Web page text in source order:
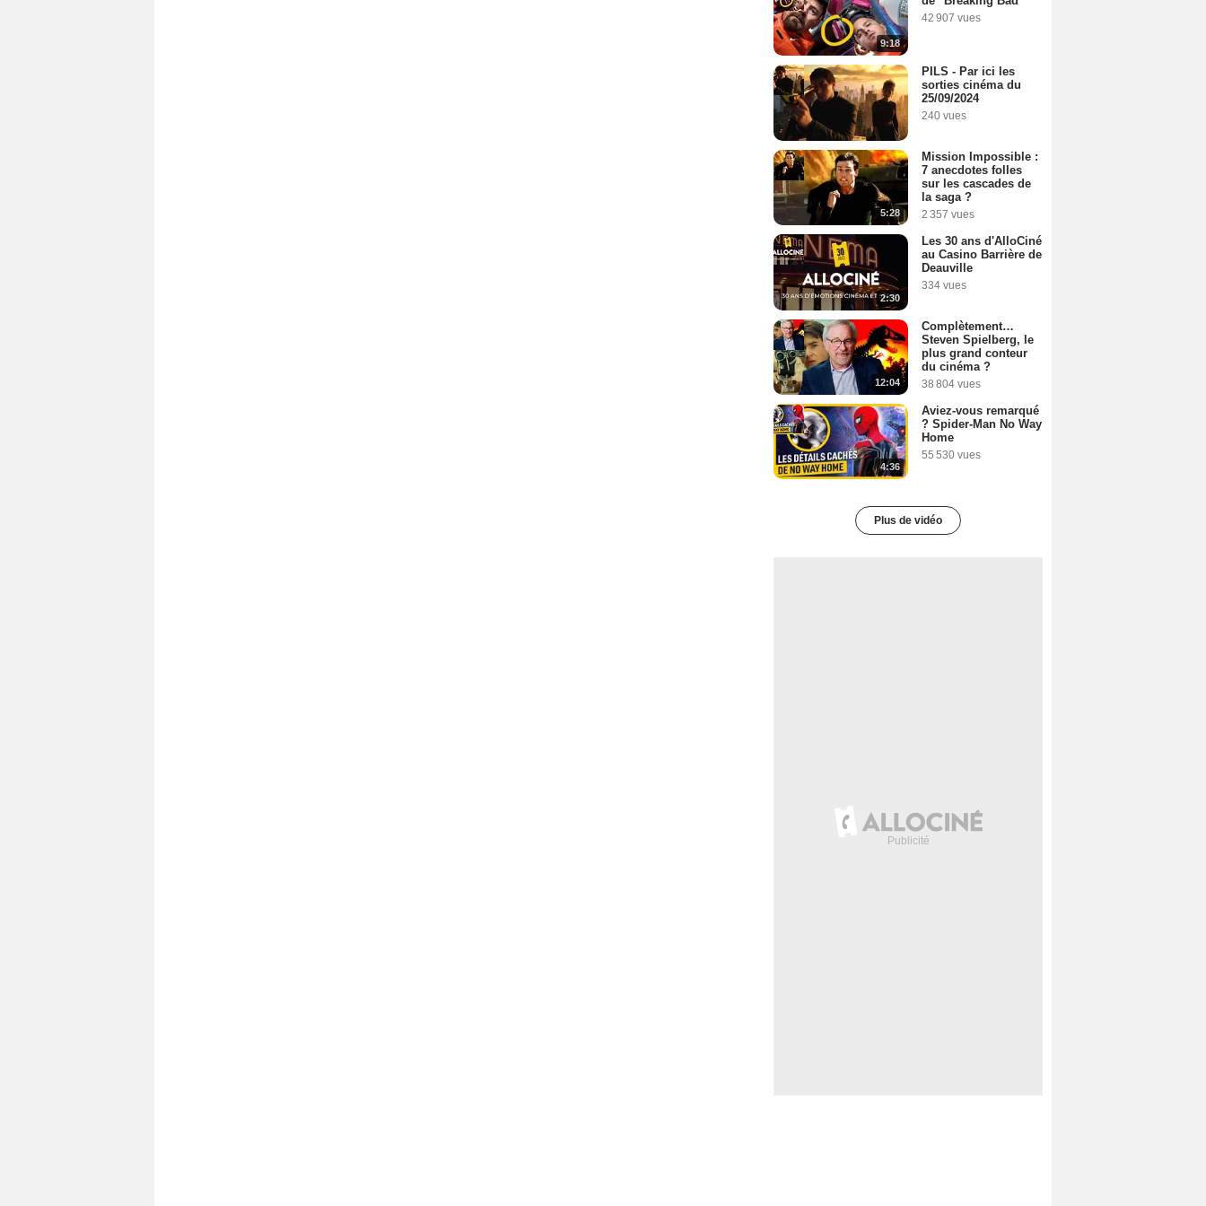
9:18
42 907 vues
PILS - Par ici les
sorties cinéma du
25/09/2024
240 vues
5:28
Mission Impossible :
7 anecdotes folles
sur les cascades de
la saga ?
2 357 vues
2:30
Les 30 ans d'AlloCiné
au Casino Barrière de
Deauville
334 vues
12:04
Complètement…
Steven Spielberg, le
plus grand conteur
du cinéma ?
38 804 vues
4:36
Aviez-vous remarqué
? Spider-Man No Way
Home
55 530 vues
Plus de vidéo